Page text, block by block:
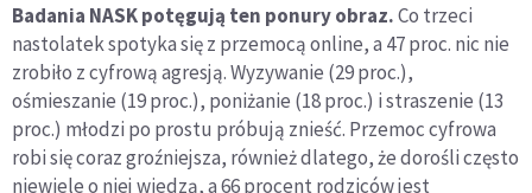
Badania NASK potęgują ten ponury obraz.Co trzeci
nastolatek spotyka się z przemocą online, a 47 proc. nic nie
zrobiło z cyfrową agresją. Wyzywanie (29 proc.),
ośmieszanie (19 proc.), poniżanie (18 proc.) i straszenie (13
proc.) młodzi po prostu próbują znieść. Przemoc cyfrowa
robi się coraz groźniejsza, również dlatego, że dorośli często
niewiele o niej wiedzą, a 66 procent rodziców jest